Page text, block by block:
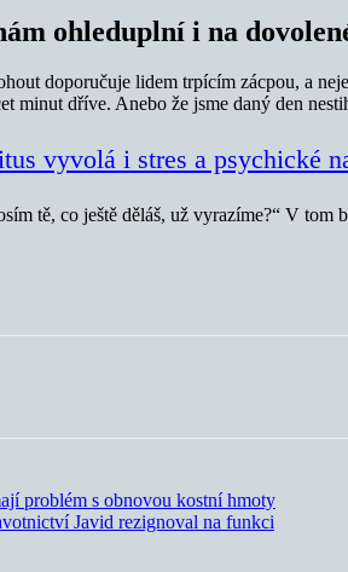
ohleduplní i na
doporučuje lidem trpícím zácpou, a
minut dříve. Anebo že jsme daný den
vyvolá i stres a psychické
tě, co ještě děláš, už vyrazíme?“ V
problém s obnovou kostní hmoty
Javid rezignoval na funkci